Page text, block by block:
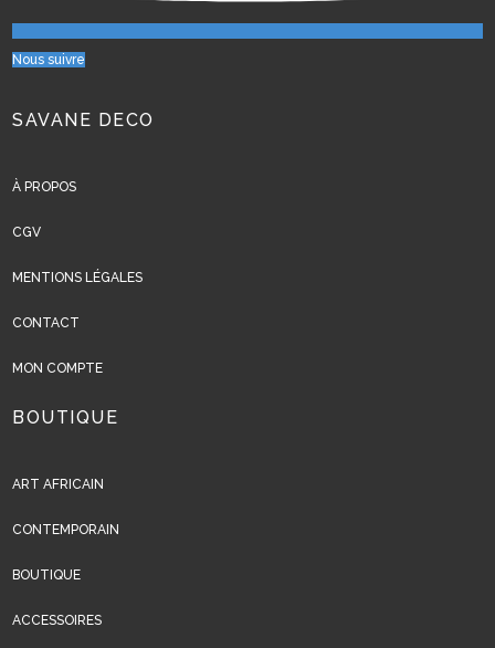
Nous suivre
SAVANE DECO
À PROPOS
CGV
MENTIONS LÉGALES
CONTACT
MON COMPTE
BOUTIQUE
ART AFRICAIN
CONTEMPORAIN
BOUTIQUE
ACCESSOIRES